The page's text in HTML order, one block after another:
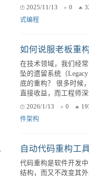
技术融合
问题：老模块全局变量
近在重构一个老旧的
数对外部状态的直接
有什么具体的方法能
2025/11/13 0
式编程
在技术领域，我们经
坠的遗留系统（
底的重构？ 很多时候，业务方（老板/产品经理）只看得到“新功能”的